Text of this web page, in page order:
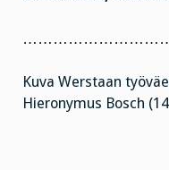
Kuva Werstaan
Hieronymus Bosch